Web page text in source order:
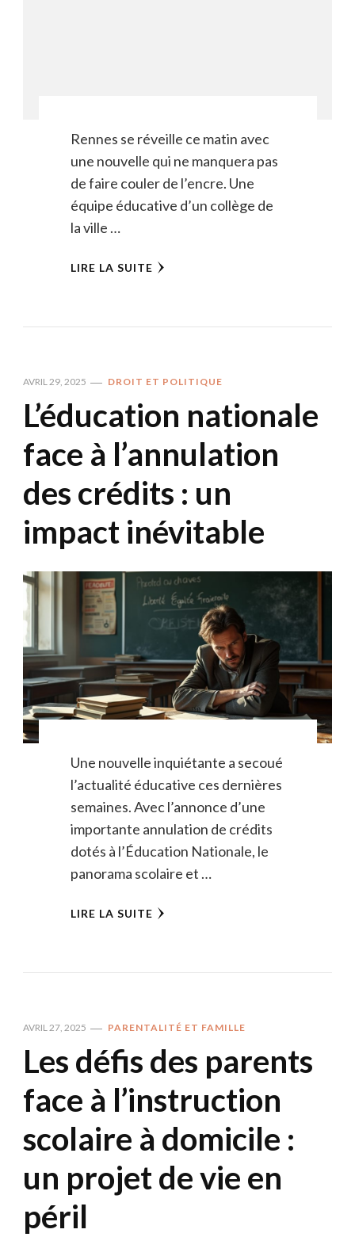
Rennes se réveille ce matin avec
une nouvelle qui ne manquera pas
de faire couler de l’encre. Une
équipe éducative d’un collège de
la ville …
LIRE LA SUITE
AVRIL 29, 2025 DROIT ET POLITIQUE
L’éducation nationale
face à l’annulation
des crédits : un
impact inévitable
Une nouvelle inquiétante a secoué
l’actualité éducative ces dernières
semaines. Avec l’annonce d’une
importante annulation de crédits
dotés à l’Éducation Nationale, le
panorama scolaire et …
LIRE LA SUITE
AVRIL 27, 2025 PARENTALITÉ ET FAMILLE
Les défis des parents
face à l’instruction
scolaire à domicile :
un projet de vie en
péril